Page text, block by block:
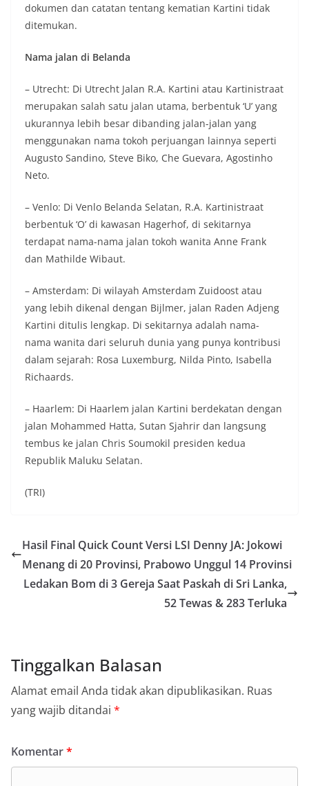
dokumen dan catatan tentang kematian Kartini tidak
ditemukan.
Nama jalan di Belanda
– Utrecht: Di Utrecht Jalan R.A. Kartini atau Kartinistraat
merupakan salah satu jalan utama, berbentuk ‘U’ yang
ukurannya lebih besar dibanding jalan-jalan yang
menggunakan nama tokoh perjuangan lainnya seperti
Augusto Sandino, Steve Biko, Che Guevara, Agostinho
Neto.
– Venlo: Di Venlo Belanda Selatan, R.A. Kartinistraat
berbentuk ‘O’ di kawasan Hagerhof, di sekitarnya
terdapat nama-nama jalan tokoh wanita Anne Frank
dan Mathilde Wibaut.
– Amsterdam: Di wilayah Amsterdam Zuidoost atau
yang lebih dikenal dengan Bijlmer, jalan Raden Adjeng
Kartini ditulis lengkap. Di sekitarnya adalah nama-
nama wanita dari seluruh dunia yang punya kontribusi
dalam sejarah: Rosa Luxemburg, Nilda Pinto, Isabella
Richaards.
– Haarlem: Di Haarlem jalan Kartini berdekatan dengan
jalan Mohammed Hatta, Sutan Sjahrir dan langsung
tembus ke jalan Chris Soumokil presiden kedua
Republik Maluku Selatan.
(TRI)
Hasil Final Quick Count Versi LSI Denny JA: Jokowi
Menang di 20 Provinsi, Prabowo Unggul 14 Provinsi
Ledakan Bom di 3 Gereja Saat Paskah di Sri Lanka,
52 Tewas & 283 Terluka
Tinggalkan Balasan
Alamat email Anda tidak akan dipublikasikan. Ruas
yang wajib ditandai *
Komentar*